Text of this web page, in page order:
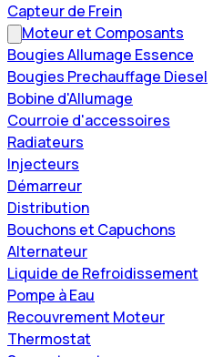
Capteur de Frein
Moteur et Composants
Bougies Allumage Essence
Bougies Prechauffage Diesel
Bobine d'Allumage
Courroie d'accessoires
Radiateurs
Injecteurs
Démarreur
Distribution
Bouchons et Capuchons
Alternateur
Liquide de Refroidissement
Pompe à Eau
Recouvrement Moteur
Thermostat